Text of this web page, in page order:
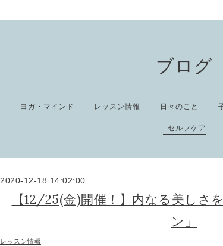
ブログ
ヨガ・マインド レッスン情報 日々のこと
セルフケア
2020-12-18 14:02:00
【12/25(金)開催！】内なる美しさ
ン」
レッスン情報